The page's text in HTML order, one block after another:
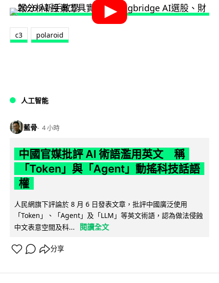
c3 polaroid
人工智能
藍骨 4 小時
中國官媒批評 AI 術語濫用英文 稱
「Token」與「Agent」動搖科技話語
權
人民網旗下評論於 8 月 6 日發表文章，批評中國廣泛使用
「Token」、「Agent」及「LLM」等英文術語，認為做法侵蝕
中文表意空間及科...
閱讀全文
分享